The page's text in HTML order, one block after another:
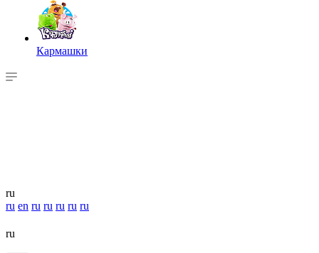
Кармашки
ru
ru en ru ru ru ru ru
ru